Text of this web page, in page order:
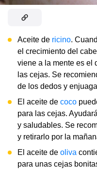
Aceite de ricino.
el crecimiento del
viene a la mente es el
las cejas. Se
de los dedos y
El aceite de coco
para las cejas.
y saludables. Se
y retirarlo por la
El aceite de oliva
para unas cejas